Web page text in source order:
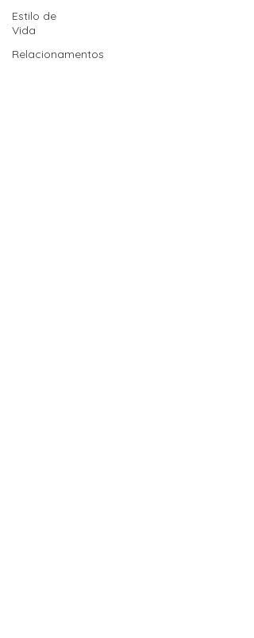
Estilo de
Vida
Relacionamentos